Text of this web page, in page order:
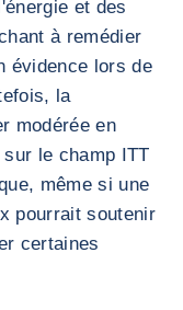
et des
à remédier
évidence lors de
la
modérée en
le champ ITT
même si une
pourrait soutenir
certaines